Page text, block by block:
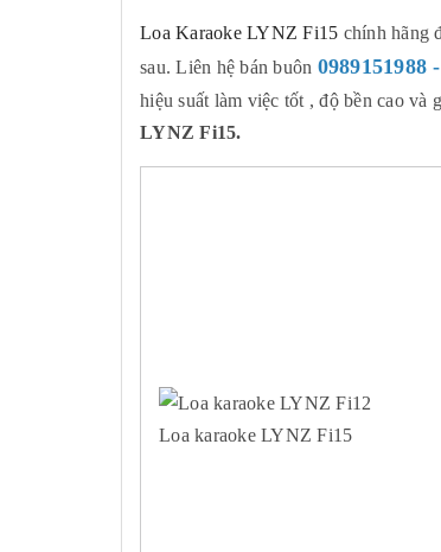
Loa Karaoke LYNZ Fi15 chính hãng
sau. Liên hệ bán buôn 0989151988
hiệu suất làm việc tốt , độ bền cao
LYNZ Fi15.
Loa karaoke LYNZ Fi15